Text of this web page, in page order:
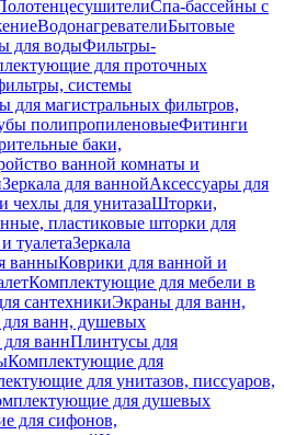
Спа-бассейны с
ВодонагревателиБытовые
для водыФильтры-
для проточных
системы
для магистральных фильтров,
полипропиленовыеФитинги
баки,
ванной комнаты и
Зеркала для ваннойАксессуары для
чехлы для унитазаШторки,
пластиковые шторки для
туалетаЗеркала
ванныКоврики для ванной и
Комплектующие для мебели в
сантехникиЭкраны для ванн,
ванн, душевых
ваннПлинтусы для
Комплектующие для
для унитазов, писсуаров,
для душевых
для сифонов,